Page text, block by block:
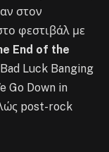
στον
φεστιβάλ με
End of the
Luck Banging
Go Down in
post-rock